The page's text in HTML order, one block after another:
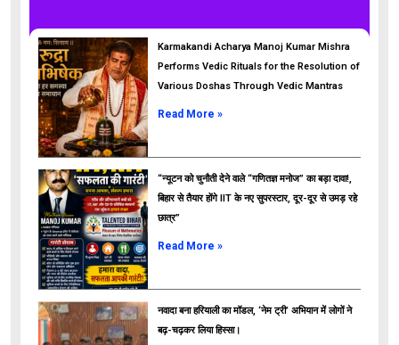
ads
Karmakandi Acharya Manoj Kumar Mishra
Performs Vedic Rituals for the Resolution of
Various Doshas Through Vedic Mantras
Read More »
“न्यूटन को चुनौती देने वाले “गणितज्ञ मनोज” का बड़ा दावा!,
बिहार से तैयार होंगे IIT के नए सुपरस्टार, दूर-दूर से उमड़ रहे
छात्र”
Read More »
नवादा बना हरियाली का मॉडल, ‘नेम ट्री’ अभियान में लोगों ने
बढ़-चढ़कर लिया हिस्सा।